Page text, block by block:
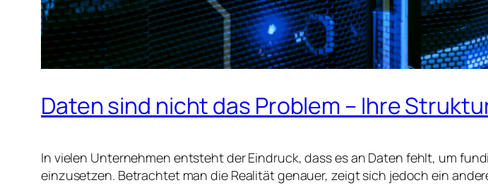
Daten sind nicht das Problem – Ihre
In vielen Unternehmen entsteht der Eindruck, dass es an Daten fehlt, um
einzusetzen. Betrachtet man die Realität genauer, zeigt sich jedoch ein